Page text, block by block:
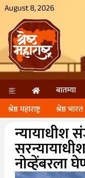
August 8, 2026
बातम्या
श्रेष्ठ महाराष्ट्र
श्रेष्ठ भारत
न्यायाधीश
नोव्हेंबरला